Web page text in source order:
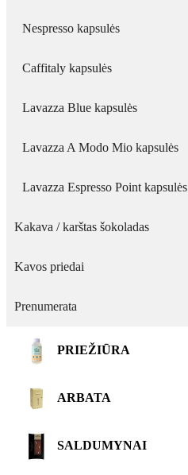
Nespresso kapsulės
Caffitaly kapsulės
Lavazza Blue kapsulės
Lavazza A Modo Mio kapsulės
Lavazza Espresso Point kapsulės
Kakava / karštas šokoladas
Kavos priedai
Prenumerata
PRIEŽIŪRA
ARBATA
SALDUMYNAI